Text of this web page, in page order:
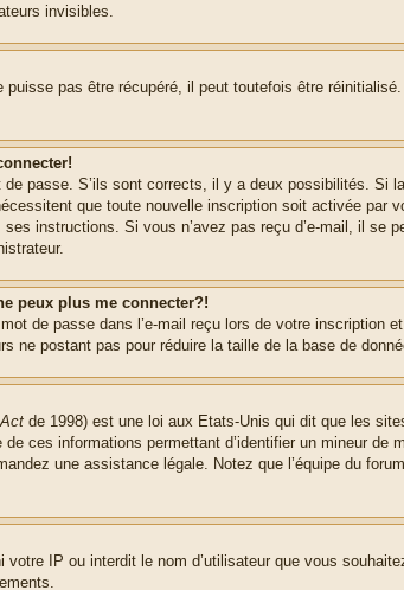
invisibles.
pas être récupéré, il peut toutefois être
passe. S’ils sont corrects, il y a deux possibilités.
que toute nouvelle inscription soit activée par
instructions. Si vous n’avez pas reçu d’e-mail, il
peux plus me connecter?!
de passe dans l’e-mail reçu lors de votre
ne postant pas pour réduire la taille de la base de
de 1998) est une loi aux Etats-Unis qui dit que les
ces informations permettant d’identifier un mineur
une assistance légale. Notez que l’équipe du
votre IP ou interdit le nom d’utilisateur que vous